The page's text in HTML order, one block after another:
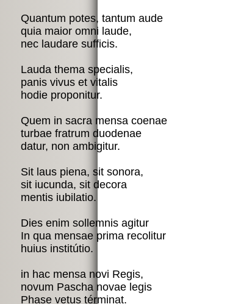
Quantum potes, tantum aude
quia maior omni laude,
nec laudare sufficis.
Lauda thema specialis,
panis vivus et vitalis
hodie proponitur.
Quem in sacra mensa coenae
turbae fratrum duodenae
datur, non ambigitur.
Sit laus piena, sit sonora,
sit iucunda, sit decora
mentis iubilatio.
Dies enim sollemnis agitur
In qua mensae prima recolitur
huius institútio.
in hac mensa novi Regis,
novum Pascha novae legis
Phase vetus términat.